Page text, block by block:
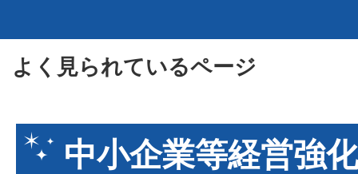
よく見られているページ
中小企業等経営強